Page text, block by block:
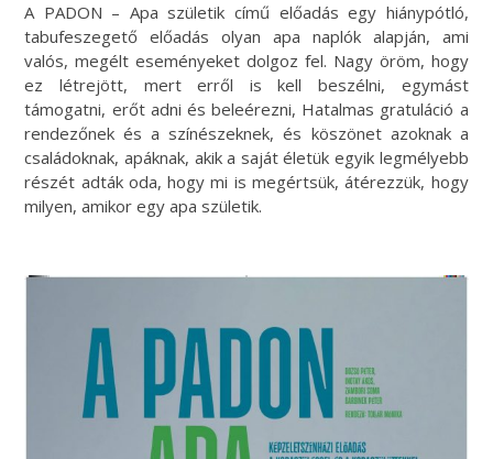
A PADON – Apa születik című előadás egy hiánypótló,
tabufeszegető előadás olyan apa naplók alapján, ami
valós, megélt eseményeket dolgoz fel. Nagy öröm, hogy
ez létrejött, mert erről is kell beszélni, egymást
támogatni, erőt adni és beleérezni, Hatalmas gratuláció a
rendezőnek és a színészeknek, és köszönet azoknak a
családoknak, apáknak, akik a saját életük egyik legmélyebb
részét adták oda, hogy mi is megértsük, átérezzük, hogy
milyen, amikor egy apa születik.